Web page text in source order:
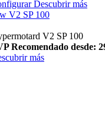
Descubrir más
V2 SP 100
V2 SP 100
Recomendado desde:
más